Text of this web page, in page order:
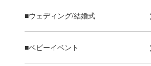
■ウェディング/結婚式
■ベビーイベント